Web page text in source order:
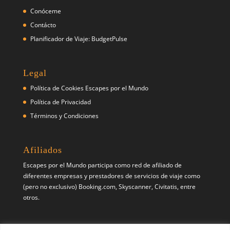
Conóceme
Contácto
Planificador de Viaje: BudgetPulse
Legal
Política de Cookies Escapes por el Mundo
Política de Privacidad
Términos y Condiciones
Afiliados
Escapes por el Mundo participa como red de afiliado de
diferentes empresas y prestadores de servicios de viaje como
(pero no exclusivo) Booking.com, Skyscanner, Civitatis, entre
otros.